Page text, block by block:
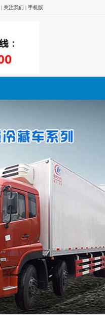
| 关注我们 | 手机版